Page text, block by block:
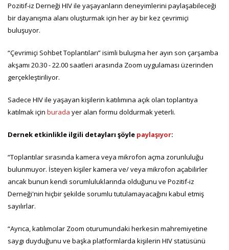
Pozitif-iz Derneği HIV ile yaşayanların deneyimlerini paylaşabileceği
bir dayanışma alanı oluşturmak için her ay bir kez çevrimiçi
buluşuyor.
“Çevrimiçi Sohbet Toplantıları” isimli buluşma her ayın son çarşamba
akşamı 20.30 - 22.00 saatleri arasında Zoom uygulaması üzerinden
gerçekleştiriliyor.
Sadece HIV ile yaşayan kişilerin katılımına açık olan toplantıya
katılmak için burada yer alan formu doldurmak yeterli.
Dernek etkinlikle ilgili detayları şöyle paylaşıyor:
“Toplantılar sırasında kamera veya mikrofon açma zorunluluğu
bulunmuyor. İsteyen kişiler kamera ve/ veya mikrofon açabilirler
ancak bunun kendi sorumluluklarında olduğunu ve Pozitif-iz
Derneği'nin hiçbir şekilde sorumlu tutulamayacağını kabul etmiş
sayılırlar.
“Ayrıca, katılımcılar Zoom oturumundaki herkesin mahremiyetine
saygı duyduğunu ve başka platformlarda kişilerin HIV statüsünü